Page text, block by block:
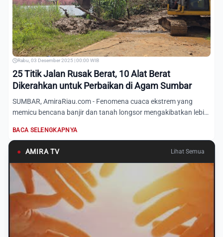
Rabu, 03 Desember 2025 | 00:00 WIB
25 Titik Jalan Rusak Berat, 10 Alat Berat
Dikerahkan untuk Perbaikan di Agam Sumbar
SUMBAR, AmiraRiau.com - Fenomena cuaca ekstrem yang
memicu bencana banjir dan tanah longsor mengakibatkan lebih
BACA SELENGKAPNYA
● AMIRA TV Lihat Semua